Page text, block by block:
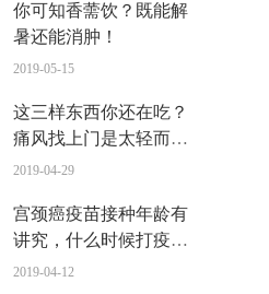
你可知香薷饮？既能解
暑还能消肿！
2019-05-15
这三样东西你还在吃？
痛风找上门是太轻而易
举
2019-04-29
宫颈癌疫苗接种年龄有
讲究，什么时候打疫苗
才有预防作用？
2019-04-12